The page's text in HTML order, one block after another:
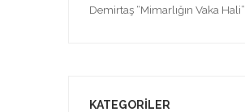
Demirtaş “Mimarlığın Vaka Hali”
KATEGORILER